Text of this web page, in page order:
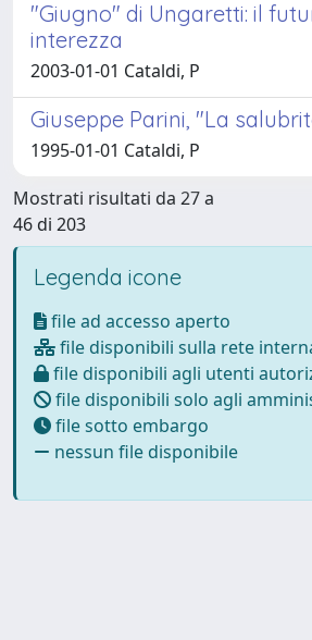
"Giugno" di Ungaretti: il
interezza
2003-01-01 Cataldi, P
Giuseppe Parini, "La
1995-01-01 Cataldi, P
Mostrati risultati da 27 a
46 di 203
Legenda icone
file ad accesso aperto
file disponibili sulla rete
file disponibili agli utenti
file disponibili solo agli
file sotto embargo
nessun file disponibile